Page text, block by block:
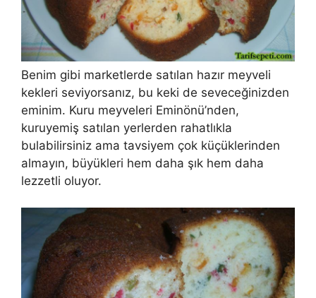
Benim gibi marketlerde satılan hazır meyveli
kekleri seviyorsanız, bu keki de seveceğinizden
eminim. Kuru meyveleri Eminönü’nden,
kuruyemiş satılan yerlerden rahatlıkla
bulabilirsiniz ama tavsiyem çok küçüklerinden
almayın, büyükleri hem daha şık hem daha
lezzetli oluyor.